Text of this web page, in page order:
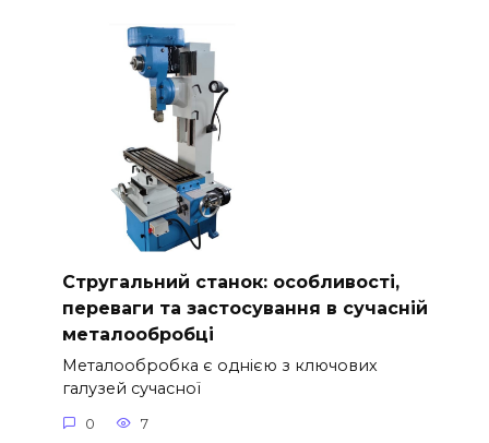
Стругальний станок: особливості,
переваги та застосування в сучасній
металообробці
Металообробка є однією з ключових
галузей сучасної
0 7